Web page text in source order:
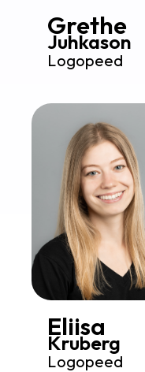
Grethe
Juhkason
Logopeed
Eliisa
Kruberg
Logopeed